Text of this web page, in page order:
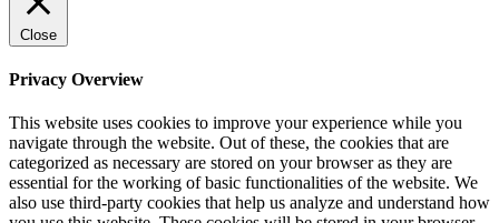
Close
Privacy Overview
This website uses cookies to improve your experience while you
navigate through the website. Out of these, the cookies that are
categorized as necessary are stored on your browser as they are
essential for the working of basic functionalities of the website. We
also use third-party cookies that help us analyze and understand how